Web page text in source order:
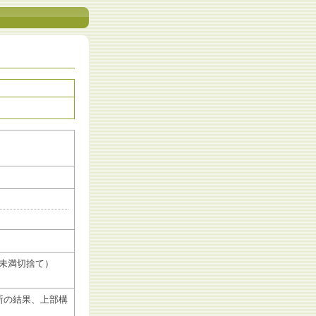
満切捨て）
の結果、上部構